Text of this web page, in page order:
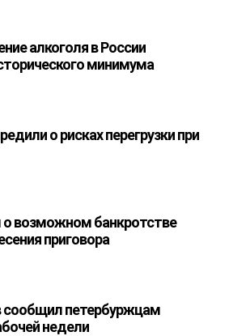
алкоголя в России
минимума
о рисках перегрузки при
возможном банкротстве
приговора
сообщил петербуржцам
недели